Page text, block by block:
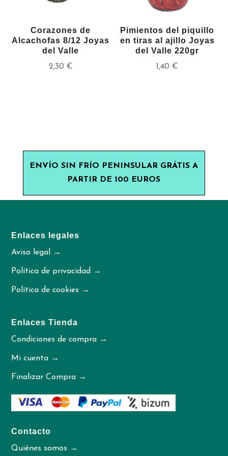
Corazones de
Alcachofas 8/12 Joyas
del Valle
2,30 €
Pimientos del piquillo
en tiras al ajillo Joyas
del Valle 220gr
1,40€
ENVÍO SIN FRÍO PENINSULAR GRÁTIS A
PARTIR DE 100 EUROS
Enlaces legales
Aviso legal →
Política de privacidad →
Política de cookies →
Enlaces Tienda
Condiciones de compra →
Mi cuenta →
Finalizar Compra →
Contacto
Quiénes somos →